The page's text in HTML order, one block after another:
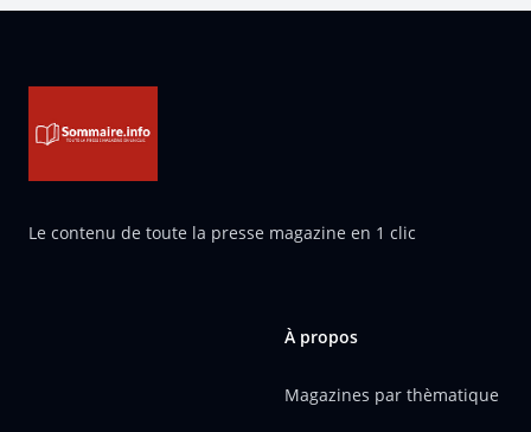
Le contenu de toute la presse magazine en 1 clic
À propos
Magazines par thèmatique